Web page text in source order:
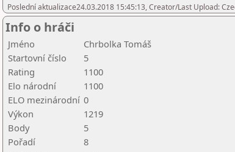
Poslední aktualizace24.03.2018 15:45:13, Creator/Last Upload:
Info o hráči
Jméno
Chrbolka Tomáš
Startovní číslo
5
Rating
1100
Elo národní
1100
ELO mezinárodní 0
Výkon
1219
Body
5
Pořadí
8